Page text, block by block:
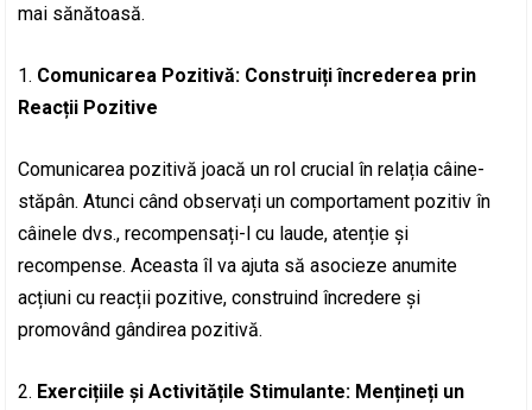
mai sănătoasă.
1. Comunicarea Pozitivă: Construiți încrederea prin
Reacții Pozitive
Comunicarea pozitivă joacă un rol crucial în relația câine-
stăpân. Atunci când observați un comportament pozitiv în
câinele dvs., recompensați-l cu laude, atenție și
recompense. Aceasta îl va ajuta să asocieze anumite
acțiuni cu reacții pozitive, construind încredere și
promovând gândirea pozitivă.
2. Exercițiile și Activitățile Stimulante: Mențineți un